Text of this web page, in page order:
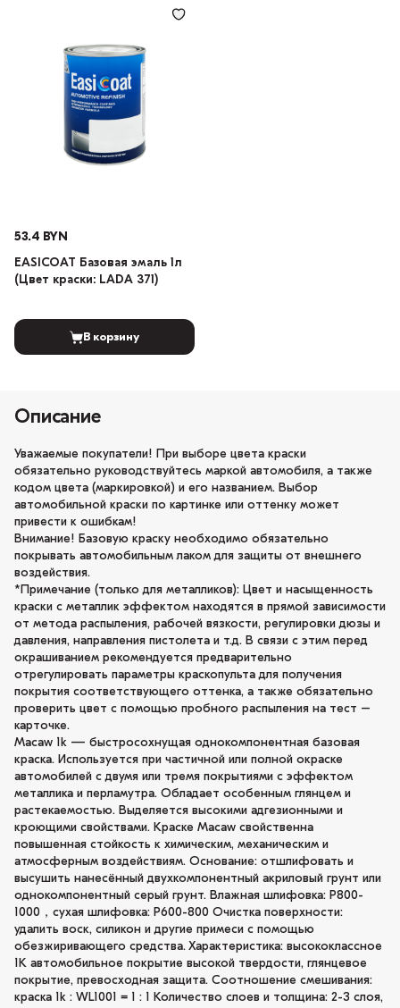
53.4 BYN
EASICOAT Базовая эмаль 1л
(Цвет краски: LADA 371)
В корзину
Описание
Уважаемые покупатели! При выборе цвета краски
обязательно руководствуйтесь маркой автомобиля, а также
кодом цвета (маркировкой) и его названием. Выбор
автомобильной краски по картинке или оттенку может
привести к ошибкам!
Внимание! Базовую краску необходимо обязательно
покрывать автомобильным лаком для защиты от внешнего
воздействия.
*Примечание (только для металликов): Цвет и насыщенность
краски с металлик эффектом находятся в прямой зависимости
от метода распыления, рабочей вязкости, регулировки дюзы и
давления, направления пистолета и т.д. В связи с этим перед
окрашиванием рекомендуется предварительно
отрегулировать параметры краскопульта для получения
покрытия соответствующего оттенка, а также обязательно
проверить цвет с помощью пробного распыления на тест –
карточке.
Macaw 1k — быстросохнущая однокомпонентная базовая
краска. Используется при частичной или полной окраске
автомобилей с двумя или тремя покрытиями с эффектом
металлика и перламутра. Обладает особенным глянцем и
растекаемостью. Выделяется высокими адгезионными и
кроющими свойствами. Краске Macaw свойственна
повышенная стойкость к химическим, механическим и
атмосферным воздействиям. Основание: отшлифовать и
высушить нанесённый двухкомпонентный акриловый грунт или
однокомпонентный серый грунт. Влажная шлифовка: P800-
1000，сухая шлифовка: P600-800 Очистка поверхности:
удалить воск, силикон и другие примеси с помощью
обезжиривающего средства. Характеристика: высококлассное
1K автомобильное покрытие высокой твердости, глянцевое
покрытие, превосходная защита. Соотношение смешивания:
краска 1k : WL1001 = 1 : 1 Количество слоев и толщина: 2-3 слоя,